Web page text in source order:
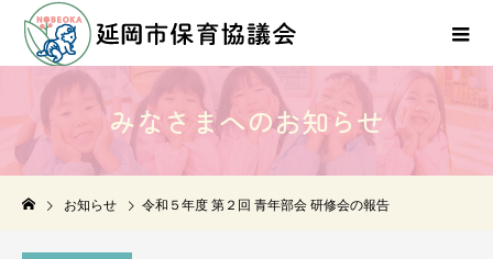
みなさ まへのお知らせ
お知らせ 令和５年度 第２回 青年部会 研修会の報告